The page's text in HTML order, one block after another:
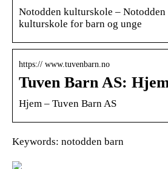
Notodden kulturskole – Notodden
kulturskole for barn og unge
https:// www.tuvenbarn.no
Tuven Barn AS: Hjem
Hjem – Tuven Barn AS
Keywords: notodden barn